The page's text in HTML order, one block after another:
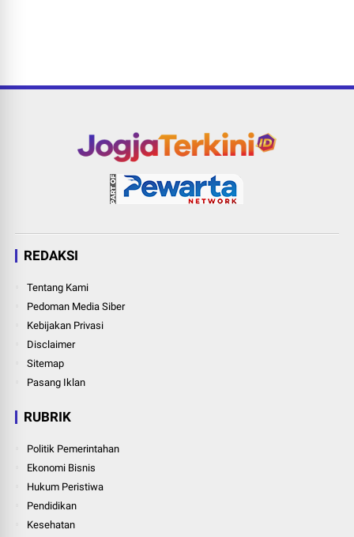
REDAKSI
Tentang Kami
Pedoman Media Siber
Kebijakan Privasi
Disclaimer
Sitemap
Pasang Iklan
RUBRIK
Politik Pemerintahan
Ekonomi Bisnis
Hukum Peristiwa
Pendidikan
Kesehatan